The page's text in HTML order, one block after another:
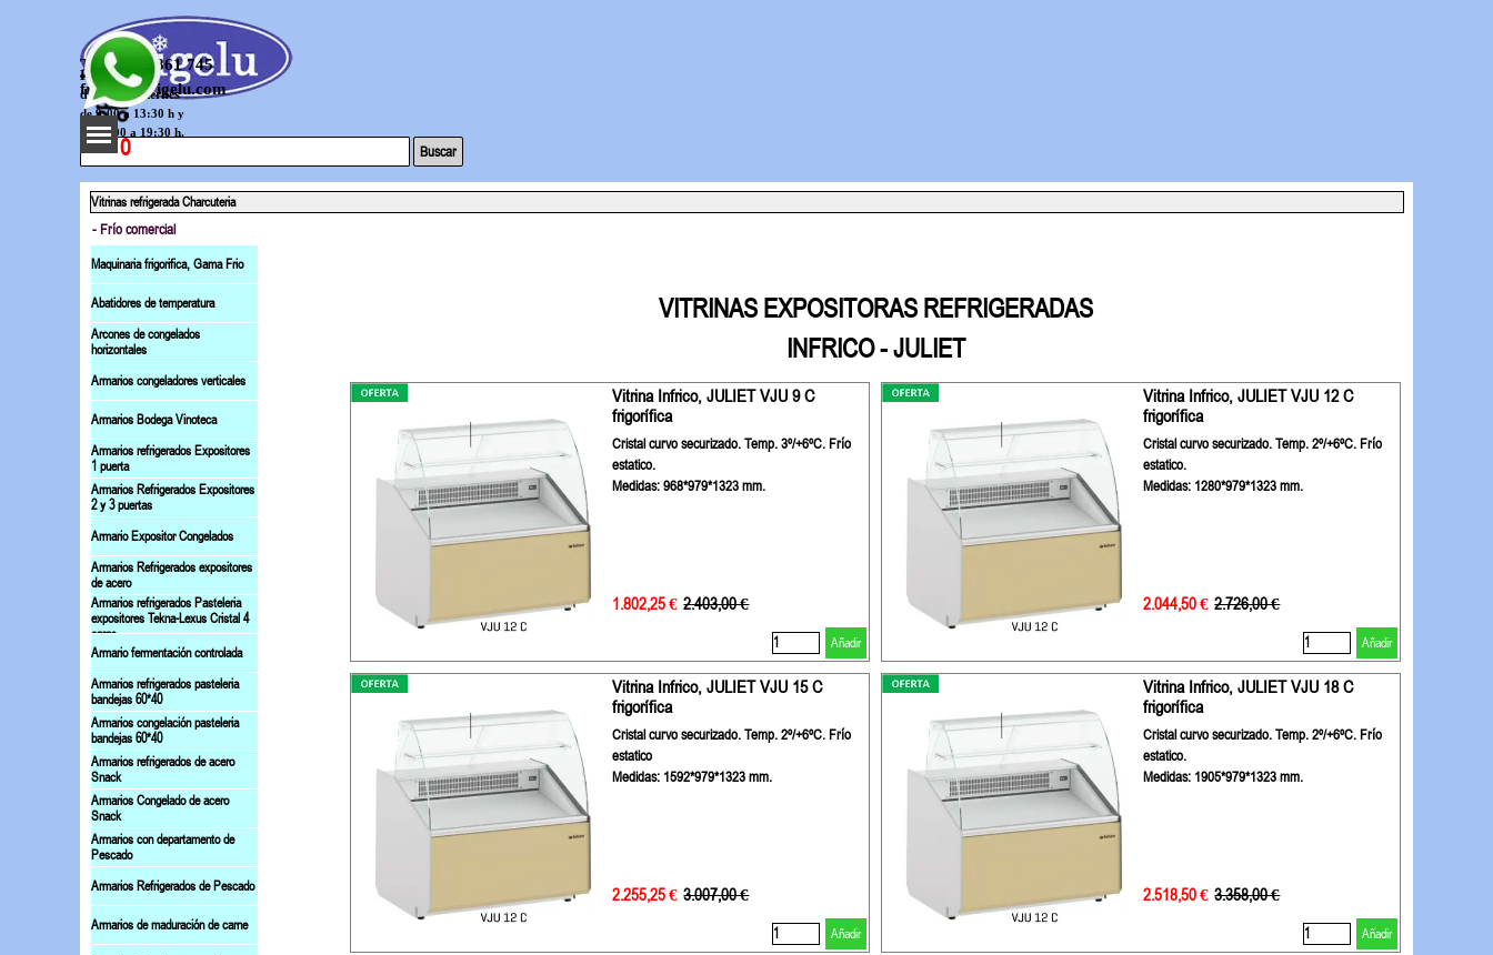
Telef. 644 861 745
Horario
frigelu@frigelu.com
de lunes a viernes
de 9:00 a 13:30 h y
Saltar menú
de 16:00 a 19:30 h.
0 Buscar
Vitrinas refrigerada Charcuteria
- Frío comercial
VITRINAS EXPOSITORAS REFRIGERADAS
INFRICO - JULIET
Vitrina Infrico, JULIET VJU 9 C
frigorífica
Cristal curvo securizado. Temp. 3º/+6ºC. Frío
estatico.
Medidas: 968*979*1323 mm.
1.802,25 € Precio sin descuento
2.403,00 €
Añadir
Vitrina Infrico, JULIET VJU 12 C
frigorífica
Cristal curvo securizado. Temp. 2º/+6ºC. Frío
estatico.
Medidas: 1280*979*1323 mm.
2.044,50 € Precio sin descuento
2.726,00 €
Añadir
Vitrina Infrico, JULIET VJU 15 C
frigorífica
Cristal curvo securizado. Temp. 2º/+6ºC. Frío
estatico
Medidas: 1592*979*1323 mm.
2.255,25 € Precio sin descuento
3.007,00 €
Añadir
Vitrina Infrico, JULIET VJU 18 C
frigorífica
Cristal curvo securizado. Temp. 2º/+6ºC. Frío
estatico.
Medidas: 1905*979*1323 mm.
2.518,50 € Precio sin descuento
3.358,00 €
Añadir
Maquinaria frigorifica, Gama Frio
Abatidores de temperatura
Arcones de congelados
horizontales
Armarios congeladores verticales
Armarios Bodega Vinoteca
Armarios refrigerados Expositores
1 puerta
Armarios Refrigerados Expositores
2 y 3 puertas
Armario Expositor Congelados
Armarios Refrigerados expositores
de acero
Armarios refrigerados Pasteleria
expositores Tekna-Lexus Cristal 4
caras
Armario fermentación controlada
Armarios refrigerados pasteleria
bandejas 60*40
Armarios congelación pasteleria
bandejas 60*40
Armarios refrigerados de acero
Snack
Armarios Congelado de acero
Snack
Armarios con departamento de
Pescado
Armarios Refrigerados de Pescado
Armarios de maduración de carne